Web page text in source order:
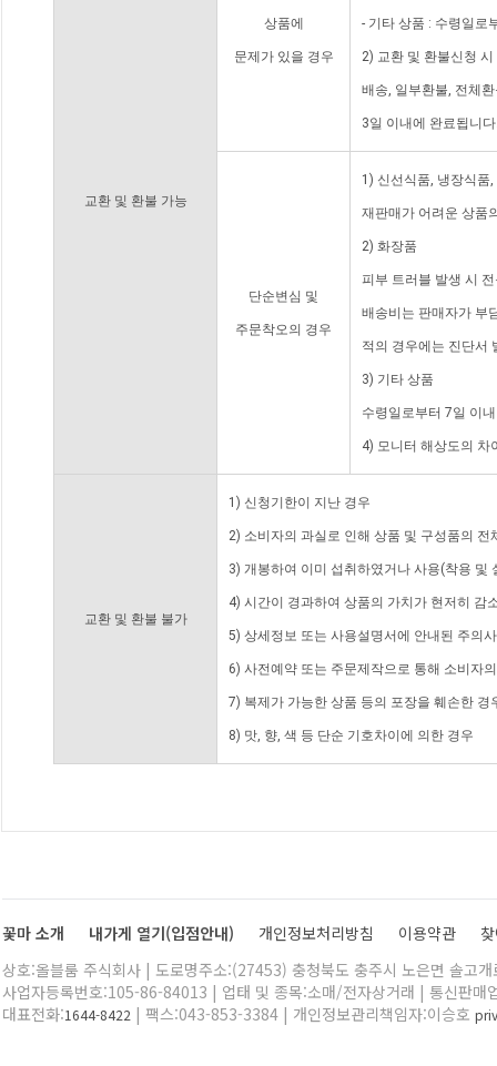
교환 및 환불 가능
상품에
문제가 있을 경우
- 기타 상품 : 수령일로
2) 교환 및 환불신청
배송, 일부환불, 전체
3일 이내에 완료됩니
단순변심 및
주문착오의 경우
1) 신선식품, 냉장식품
재판매가 어려운 상품
2) 화장품
피부 트러블 발생 시
배송비는 판매자가 부
적의 경우에는 진단서
3) 기타 상품
수령일로부터 7일 이
4) 모니터 해상도의 차
교환 및 환불 불가
1) 신청기한이 지난 경우
2) 소비자의 과실로 인해 상품 및 구성품의
3) 개봉하여 이미 섭취하였거나 사용(착용 및
4) 시간이 경과하여 상품의 가치가 현저히 감
5) 상세정보 또는 사용설명서에 안내된 주의
6) 사전예약 또는 주문제작으로 통해 소비자
7) 복제가 가능한 상품 등의 포장을 훼손한 경
8) 맛, 향, 색 등 단순 기호차이에 의한 경우
꽃마 소개 내가게 열기(입점안내) 개인정보처리방침 이용약관
상호:올블룸 주식회사 | 도로명주소:(27453) 충청북도 충주시 노은면 솔고
사업자등록번호:105-86-84013 | 업태 및 종목:소매/전자상거래 | 통신판매
대표전화:1644-8422 | 팩스:043-853-3384 | 개인정보관리책임자:이승호